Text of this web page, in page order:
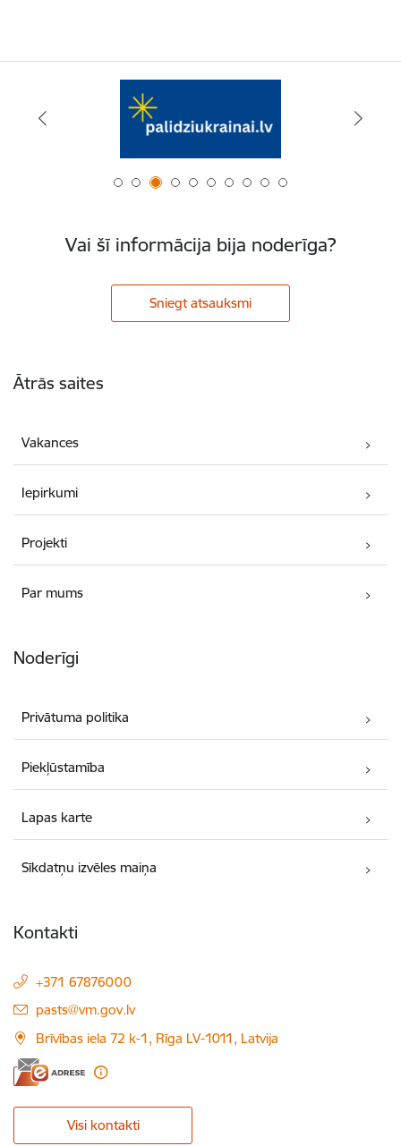
Vai šī informācija bija noderīga?
Sniegt atsauksmi
Ātrās saites
Vakances
Iepirkumi
Projekti
Par mums
Noderīgi
Privātuma politika
Piekļūstamība
Lapas karte
Sīkdatņu izvēles maiņa
Kontakti
+371 67876000
E-pasts:
pasts@vm.gov.lv
Brīvības iela 72 k-1, Rīga LV-1011, Latvija
Visi kontakti